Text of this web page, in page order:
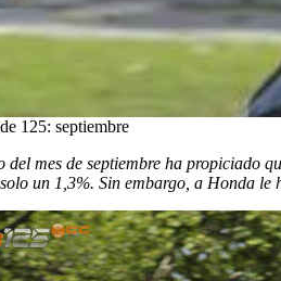
125: septiembre
del mes de septiembre ha propiciado
un 1,3%. Sin embargo, a Honda